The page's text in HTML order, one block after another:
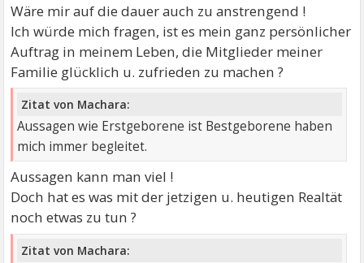
Wäre mir auf die dauer auch zu anstrengend !
Ich würde mich fragen, ist es mein ganz persönlicher
Auftrag in meinem Leben, die Mitglieder meiner
Familie glücklich u. zufrieden zu machen ?
Zitat von Machara:
Aussagen wie Erstgeborene ist Bestgeborene haben
mich immer begleitet.
Aussagen kann man viel !
Doch hat es was mit der jetzigen u. heutigen Realtät
noch etwas zu tun ?
Zitat von Machara: